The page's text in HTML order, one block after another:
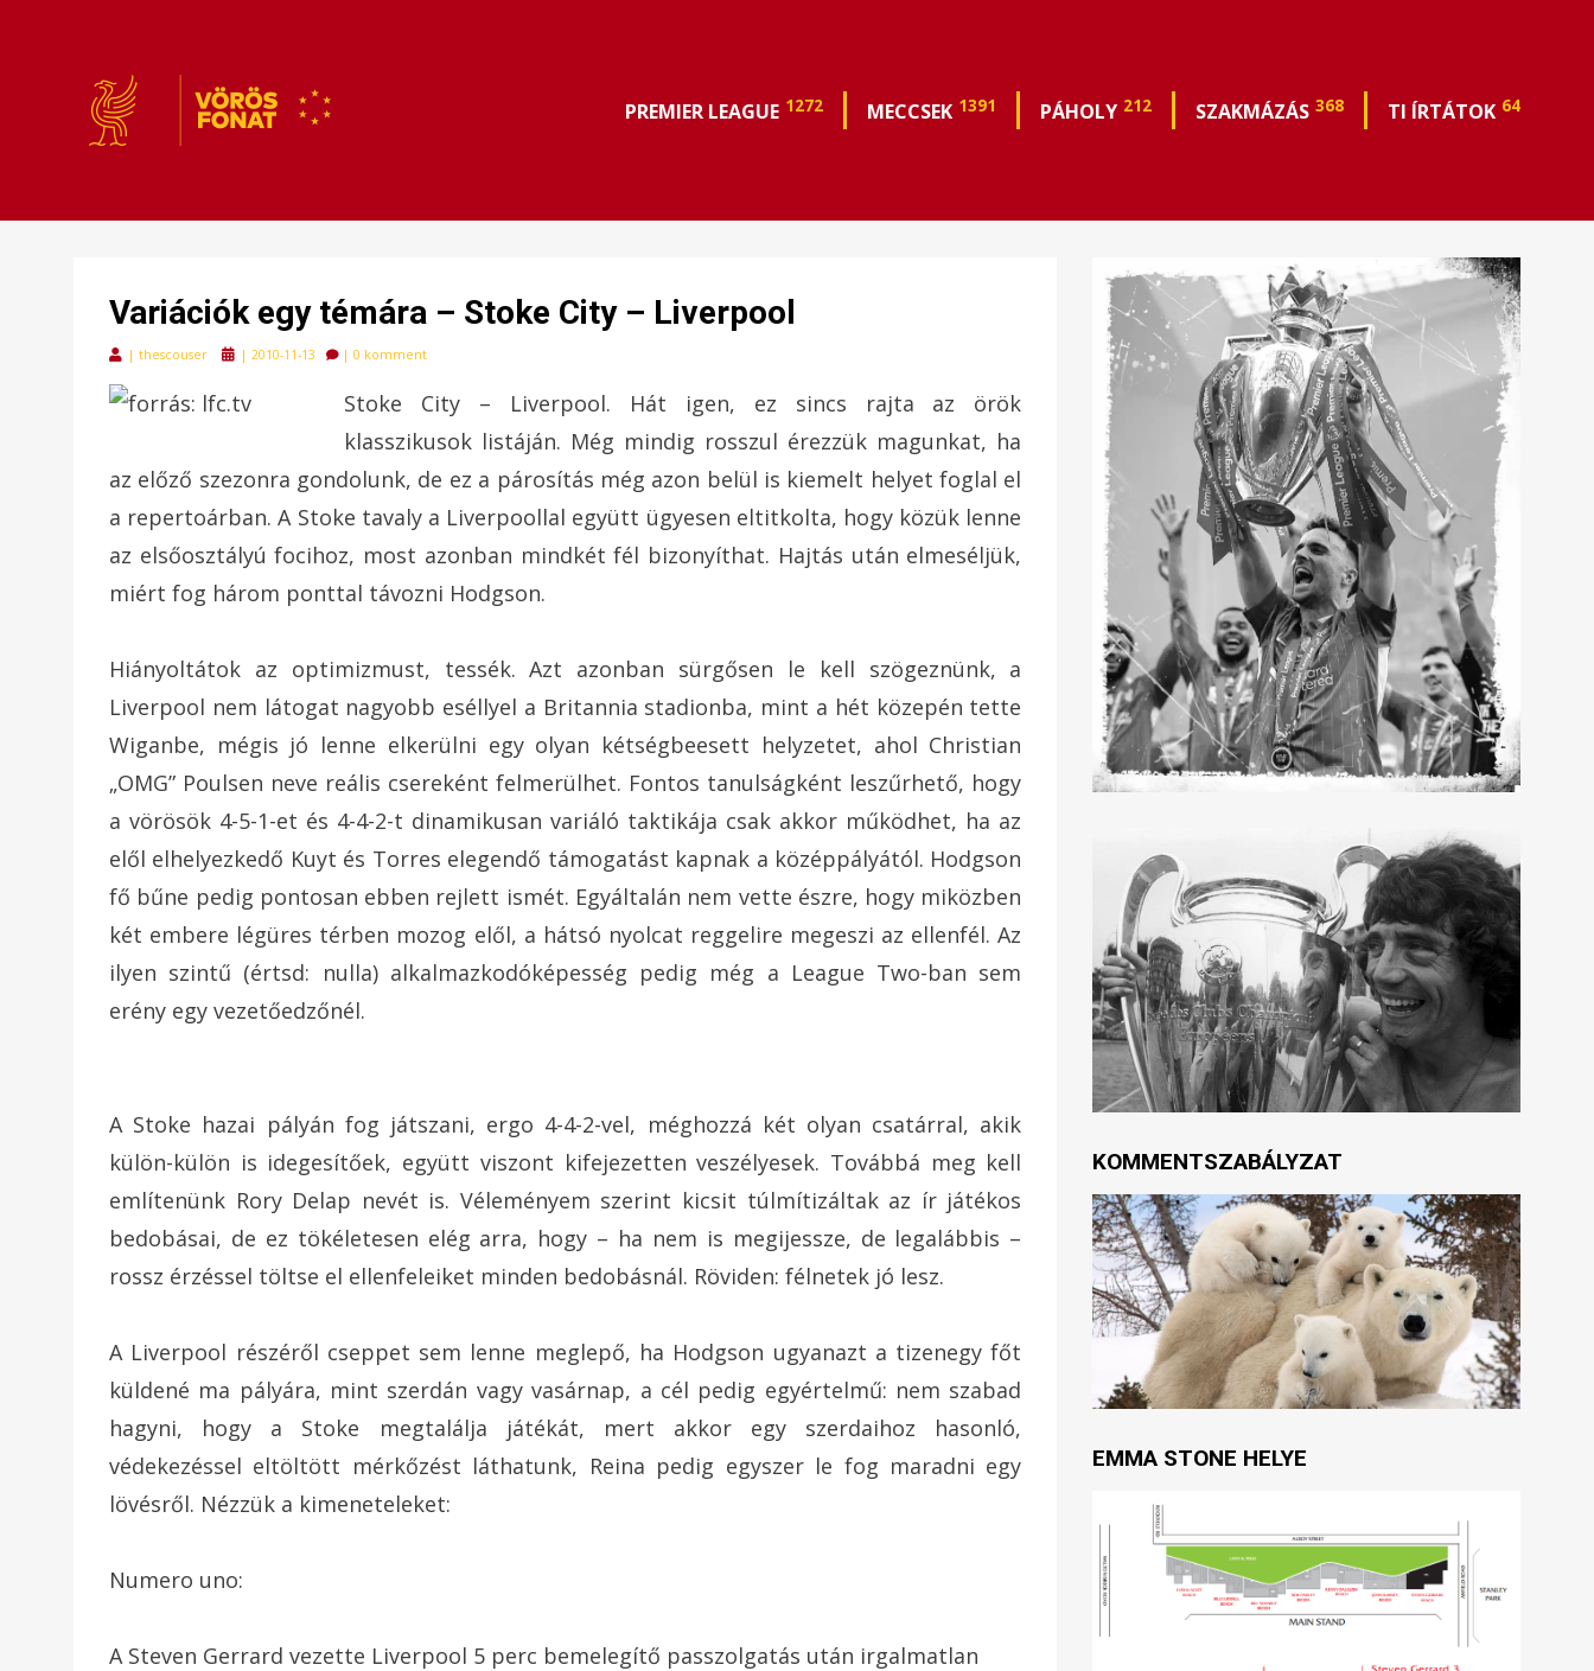
PREMIER LEAGUE 1272 MECCSEK 1391 PÁHOLY 212 SZAKMÁZÁS 368 TI ÍRTÁTOK 64
Variációk egy témára – Stoke City – Liverpool
| thescouser
Posted
| 2010-11-13 | 0 komment
Stoke City – Liverpool. Hát igen, ez sincs rajta az örök
klasszikusok listáján. Még mindig rosszul érezzük magunkat, ha
az előző szezonra gondolunk, de ez a párosítás még azon belül is kiemelt helyet foglal el
a repertoárban. A Stoke tavaly a Liverpoollal együtt ügyesen eltitkolta, hogy közük lenne
az elsőosztályú focihoz, most azonban mindkét fél bizonyíthat. Hajtás után elmeséljük,
miért fog három ponttal távozni Hodgson.
Hiányoltátok az optimizmust, tessék. Azt azonban sürgősen le kell szögeznünk, a
Liverpool nem látogat nagyobb eséllyel a Britannia stadionba, mint a hét közepén tette
Wiganbe, mégis jó lenne elkerülni egy olyan kétségbeesett helyzetet, ahol Christian
„OMG” Poulsen neve reális csereként felmerülhet. Fontos tanulságként leszűrhető, hogy
a vörösök 4-5-1-et és 4-4-2-t dinamikusan variáló taktikája csak akkor működhet, ha az
elől elhelyezkedő Kuyt és Torres elegendő támogatást kapnak a középpályától. Hodgson
fő bűne pedig pontosan ebben rejlett ismét. Egyáltalán nem vette észre, hogy miközben
két embere légüres térben mozog elől, a hátsó nyolcat reggelire megeszi az ellenfél. Az
ilyen szintű (értsd: nulla) alkalmazkodóképesség pedig még a League Two-ban sem
erény egy vezetőedzőnél.
A Stoke hazai pályán fog játszani, ergo 4-4-2-vel, méghozzá két olyan csatárral, akik
külön-külön is idegesítőek, együtt viszont kifejezetten veszélyesek. Továbbá meg kell
említenünk Rory Delap nevét is. Véleményem szerint kicsit túlmítizáltak az ír játékos
bedobásai, de ez tökéletesen elég arra, hogy – ha nem is megijessze, de legalábbis –
rossz érzéssel töltse el ellenfeleiket minden bedobásnál. Röviden: félnetek jó lesz.
A Liverpool részéről cseppet sem lenne meglepő, ha Hodgson ugyanazt a tizenegy főt
küldené ma pályára, mint szerdán vagy vasárnap, a cél pedig egyértelmű: nem szabad
hagyni, hogy a Stoke megtalálja játékát, mert akkor egy szerdaihoz hasonló,
védekezéssel eltöltött mérkőzést láthatunk, Reina pedig egyszer le fog maradni egy
lövésről. Nézzük a kimeneteleket:
Numero uno:
A Steven Gerrard vezette Liverpool 5 perc bemelegítő passzolgatás után irgalmatlan
KOMMENTSZABÁLYZAT
EMMA STONE HELYE